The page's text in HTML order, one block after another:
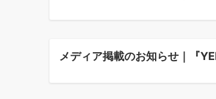
メディア掲載のお知らせ｜『